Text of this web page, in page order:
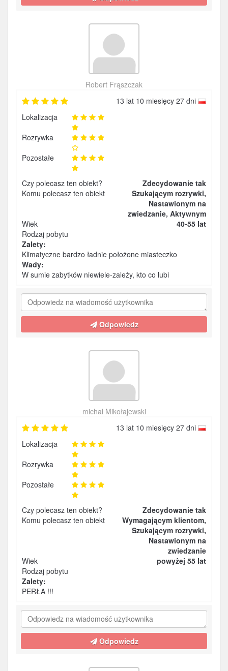
Robert Frąszczak
13 lat 10 miesięcy 27 dni
Lokalizacja
Rozrywka
Pozostałe
Czy polecasz ten obiekt?
Zdecydowanie tak
Komu polecasz ten obiekt
Szukającym rozrywki,
Nastawionym na
zwiedzanie, Aktywnym
Wiek
40-55 lat
Rodzaj pobytu
Zalety:
Klimatyczne bardzo ładnie położone miasteczko
Wady:
W sumie zabytków niewiele-zależy, kto co lubi
Odpowiedz
michal Mikołajewski
13 lat 10 miesięcy 27 dni
Lokalizacja
Rozrywka
Pozostałe
Czy polecasz ten obiekt?
Zdecydowanie tak
Komu polecasz ten obiekt
Wymagającym klientom,
Szukającym rozrywki,
Nastawionym na
zwiedzanie
Wiek
powyżej 55 lat
Rodzaj pobytu
Zalety:
PERŁA !!!
Odpowiedz